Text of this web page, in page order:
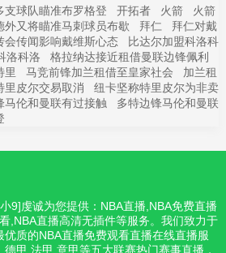
支球队瞄准布罗格登 开拓者 火箭
火箭
外又将瞄准马刺球员布歇 拜仁
拜仁对戴
会传闻影响戴维斯心态
比达尔加盟科洛科
洛科洛
格拉纳达接近租借曼联边锋佩利
里 马竞前锋加兰租借至皇家社会
加兰租
里皮尔交易取消
纽卡坚称特里皮尔为非卖
马伦和曼联有过接触
多特边锋马伦和曼联
9]虔诚为您提供：NBA直播,NBA免费直播
,NBA直播高清无插件等服务。我们致力于
优质的NBA直播免费观看直播在线直播服
甲,法甲,意甲等五大联赛热门赛事直播，